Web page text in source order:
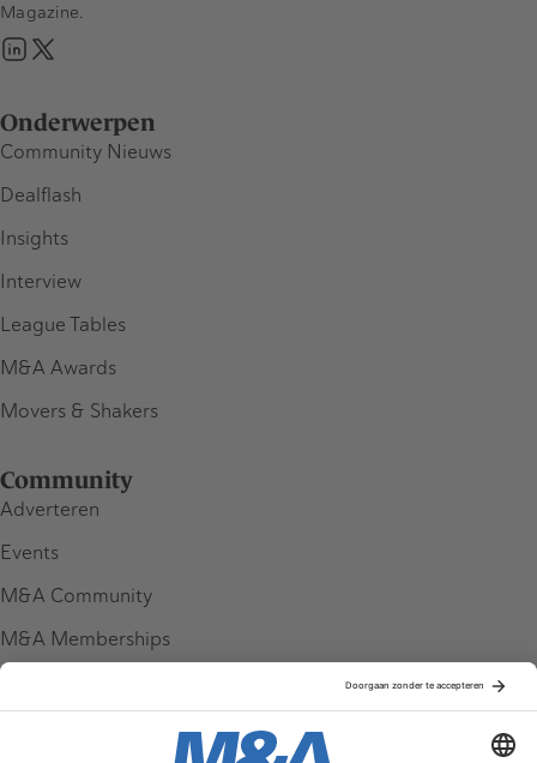
Onderwerpen
Community Nieuws
Dealflash
Insights
Interview
League Tables
M&A Awards
Movers & Shakers
Community
Adverteren
Events
M&A Community
M&A Memberships
Magazine.